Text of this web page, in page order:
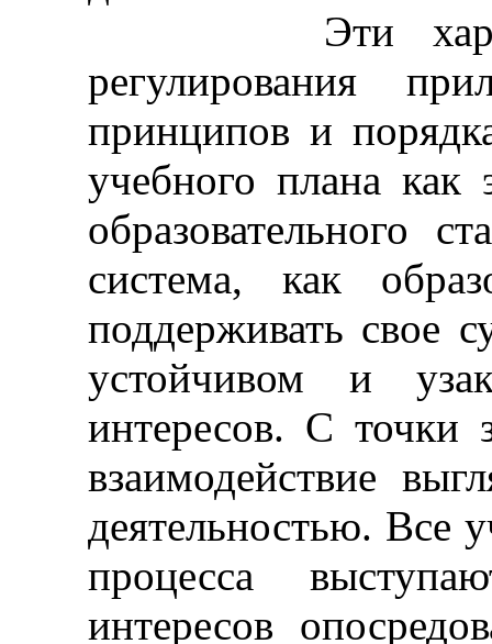
Эти
регулирования
принципов и
учебного плана как
образовательного
система, как
поддерживать свое
устойчивом и
интересов. С точки
взаимодействие
деятельностью. Все
процесса
интересов